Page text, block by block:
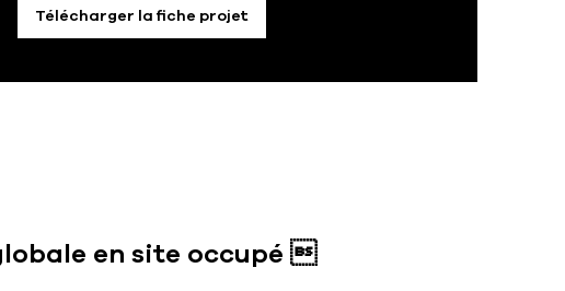
Télécharger la fiche projet
en site occupé 